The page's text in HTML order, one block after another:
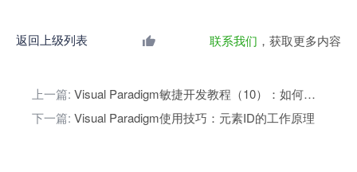
返回上级列表 联系我们 ，获取更多内容
上一篇:
Visual Paradigm敏捷开发教程（10）：如何创建Sprint
下一篇: Visual Paradigm使用技巧：元素ID的工作原理